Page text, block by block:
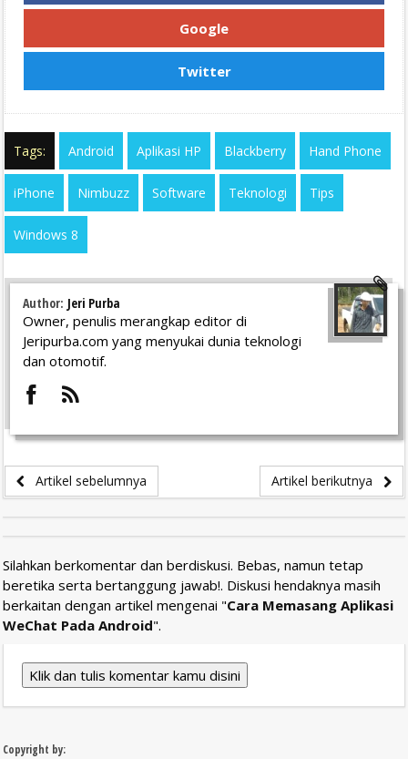
Google
Twitter
Tags: Android Aplikasi HP Blackberry Hand Phone
iPhone Nimbuzz Software Teknologi Tips
Windows 8
Author: Jeri Purba
Owner, penulis merangkap editor di
Jeripurba.com yang menyukai dunia teknologi
dan otomotif.
Artikel sebelumnya Artikel berikutnya
Silahkan berkomentar dan berdiskusi. Bebas, namun tetap
beretika serta bertanggung jawab!. Diskusi hendaknya masih
berkaitan dengan artikel mengenai "Cara Memasang Aplikasi
WeChat Pada Android".
Klik dan tulis komentar kamu disini
Copyright by: